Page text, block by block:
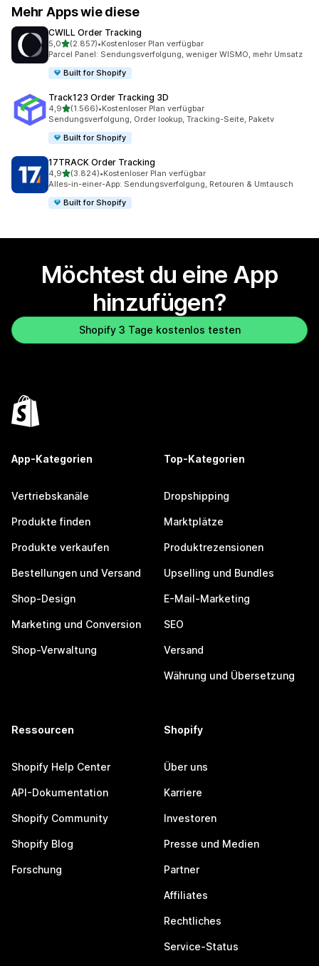
Mehr Apps wie diese
CWILL Order Tracking
5,0von 5 Sternen
(2.857)
2857 Rezensionen insgesamt
•Kostenloser Plan verfügbar
Parcel Panel: Sendungsverfolgung, weniger WISMO, mehr Umsatz
Built for Shopify
Track123 Order Tracking 3D
4,9von 5 Sternen
(1.566)
1566 Rezensionen insgesamt
•Kostenloser Plan verfügbar
Sendungsverfolgung, Order lookup, Tracking-Seite, Paketv
Built for Shopify
17TRACK Order Tracking
4,9von 5 Sternen
(3.824)
3824 Rezensionen insgesamt
•Kostenloser Plan verfügbar
Alles-in-einer-App: Sendungsverfolgung, Retouren & Umtausch
Built for Shopify
Möchtest du eine App
hinzufügen?
Shopify 3 Tage kostenlos testen
App-Kategorien
Vertriebskanäle
Produkte finden
Produkte verkaufen
Bestellungen und Versand
Shop-Design
Marketing und Conversion
Shop-Verwaltung
Top-Kategorien
Dropshipping
Marktplätze
Produktrezensionen
Upselling und Bundles
E-Mail-Marketing
SEO
Versand
Währung und Übersetzung
Ressourcen
Shopify Help Center
API-Dokumentation
Shopify Community
Shopify Blog
Forschung
Shopify
Über uns
Karriere
Investoren
Presse und Medien
Partner
Affiliates
Rechtliches
Service-Status